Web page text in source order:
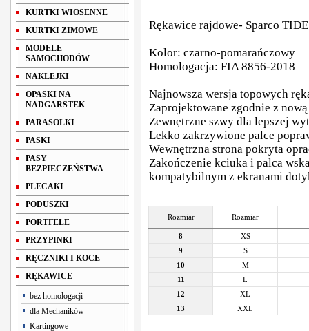
KURTKI WIOSENNE
KURTKI ZIMOWE
MODELE
SAMOCHODÓW
NAKLEJKI
OPASKI NA
NADGARSTEK
PARASOLKI
PASKI
PASY
BEZPIECZEŃSTWA
PLECAKI
PODUSZKI
PORTFELE
PRZYPINKI
RĘCZNIKI I KOCE
RĘKAWICE
bez homologacji
dla Mechaników
Kartingowe
Rękawice rajdowe- Sparco
Kolor: czarno-pomarańczowy
Homologacja: FIA 8856-2018
Najnowsza wersja topowych
Zaprojektowane zgodnie z
Zewnętrzne szwy dla lepszej
Lekko zakrzywione palce
Wewnętrzna strona pokryta
Zakończenie kciuka i palca
kompatybilnym z ekranami
Rozmiar Rozmiar
8
XS
9
S
10
M
11
L
12
XL
13
XXL